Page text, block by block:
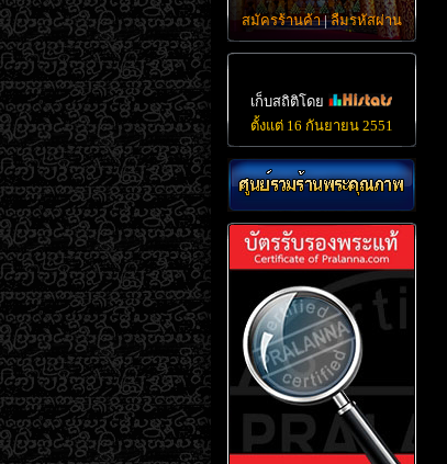
สมัครร้านค้า|ลืมรหัสผ่าน
เก็บสถิติโดย
ตั้งแต่ 16 กันยายน 2551